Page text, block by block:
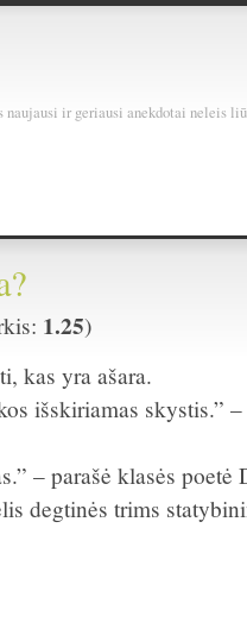
ir geriausi anekdotai neleis
1.25)
kas yra ašara.
išskiriamas skystis.”
– parašė klasės
degtinės trims